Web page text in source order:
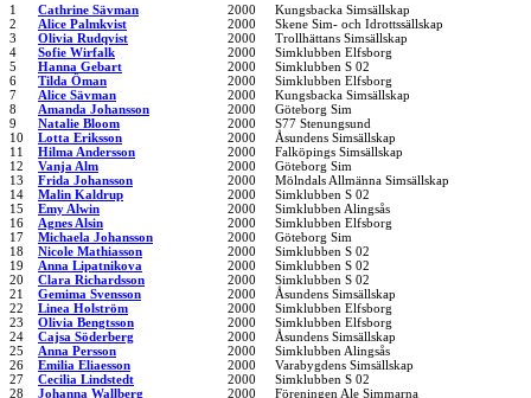
1 Cathrine Sävman 2000
Kungsbacka Simsällskap
2
Alice Palmkvist 2000
Skene Sim- och Idrottssällskap
3
Olivia Rudqvist 2000
Trollhättans Simsällskap
4
Sofie Wirfalk 2000
Simklubben Elfsborg
5
Hanna Gebart 2000
Simklubben S 02
6
Tilda Öman 2000
Simklubben Elfsborg
7
Alice Sävman 2000
Kungsbacka Simsällskap
8
Amanda Johansson 2000
Göteborg Sim
9
Natalie Bloom 2000
S77 Stenungsund
10
Lotta Eriksson 2000
Åsundens Simsällskap
11
Hilma Andersson 2000
Falköpings Simsällskap
12
Vanja Alm 2000
Göteborg Sim
13
Frida Johansson 2000
Mölndals Allmänna Simsällskap
14
Malin Kaldrup 2000
Simklubben S 02
15
Emy Alwin 2000
Simklubben Alingsås
16
Agnes Alsin 2000
Simklubben Elfsborg
17
Michaela Johansson 2000
Göteborg Sim
18
Nicole Mathiasson 2000
Simklubben S 02
19
Anna Lipatnikova 2000
Simklubben S 02
20
Clara Richardsson 2000
Simklubben S 02
21
Gemima Svensson 2000
Åsundens Simsällskap
22
Linea Holström 2000
Simklubben Elfsborg
23
Olivia Bengtsson 2000
Simklubben Elfsborg
24
Cajsa Söderberg 2000
Åsundens Simsällskap
25
Anna Persson 2000
Simklubben Alingsås
26
Emilia Eliaesson 2000
Varabygdens Simsällskap
27
Cecilia Lindstedt 2000
Simklubben S 02
28
Johanna Wallberg 2000
Föreningen Ale Simmarna